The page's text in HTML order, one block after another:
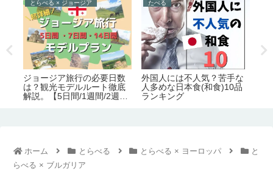
のぶよキッチン
ジョージア料理の本場の味
そのまま！「シュクメル
リ」のレシピ・作り方【の
たべる × ポルトガル
とにかく絶品。在住者が語
るポルトガル名物料理の定
番15品【予算・おすすめレ
ホーム とらべる とらべる × ヨーロッパ
と
らべる × ブルガリア